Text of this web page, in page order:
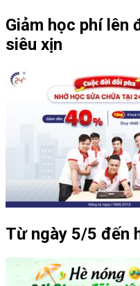
Giảm học phí lên
siêu xịn
Từ ngày 5/5 đến